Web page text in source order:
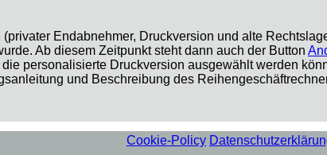
Endabnehmer, Druckversion und alte
Ab diesem Zeitpunkt steht dann auch der Button
personalisierte Druckversion ausgewählt werden
und Beschreibung des
Cookie-Policy